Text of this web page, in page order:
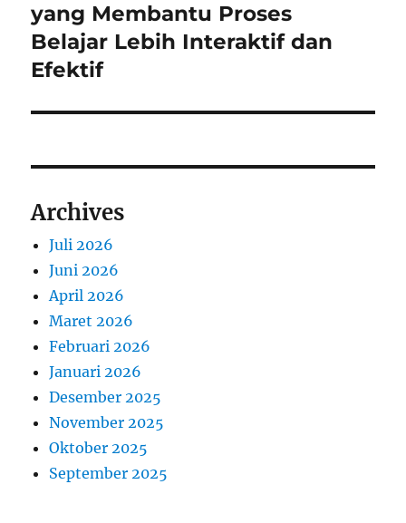
post:
yang Membantu Proses
Belajar Lebih Interaktif dan
Efektif
Archives
Juli 2026
Juni 2026
April 2026
Maret 2026
Februari 2026
Januari 2026
Desember 2025
November 2025
Oktober 2025
September 2025